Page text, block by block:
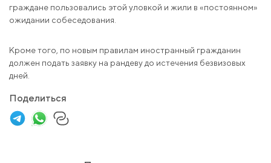
граждане пользовались этой уловкой и жили в «постоянном»
ожидании собеседования.
Кроме того, по новым правилам иностранный гражданин
должен подать заявку на рандеву до истечения безвизовых
дней.
Поделиться